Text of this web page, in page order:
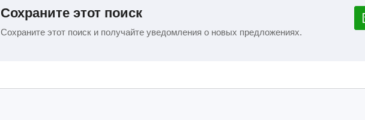
Сохраните этот поиск
Сохраните этот поиск и получайте уведомления о новых предложениях.